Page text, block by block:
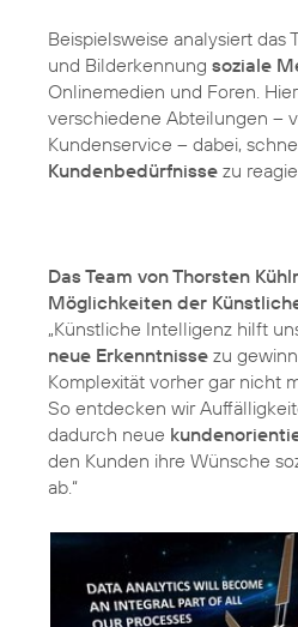
Beispielsweise analysiert das
und Bilderkennung soziale
Onlinemedien und Foren.
verschiedene Abteilungen –
Kundenservice – dabei,
Kundenbedürfnisse zu
Das Team von Thorsten
Möglichkeiten der
„Künstliche Intelligenz hilft
neue Erkenntnisse zu
Komplexität vorher gar nicht
So entdecken wir
dadurch neue
den Kunden ihre Wünsche
ab.“